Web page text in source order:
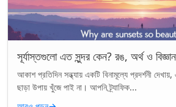
সূর্যাস্তগুলো এত সুন্দর কেন? রঙ, অর্থ ও বিজ্ঞান
আকাশ প্রতিদিন সন্ধ্যায় একটি বিনামূল্যে প্রদর্শনী
ছাড়া উপায় খুঁজে পাই না। আপনি ট্র্যাফিক...